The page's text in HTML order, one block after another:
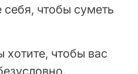
чтобы суметь
хотите, чтобы вас